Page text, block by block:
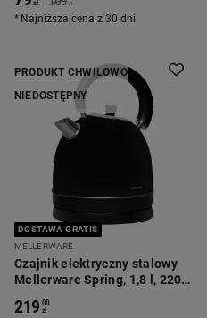
zł zł
Najniższa cena z 30 dni
PRODUKT CHWILOWO
NIEDOSTĘPNY
DOSTAWA GRATIS
MELLERWARE
Czajnik elektryczny stalowy
Mellerware Spring, 1,8 l, 2200
219 00
zł